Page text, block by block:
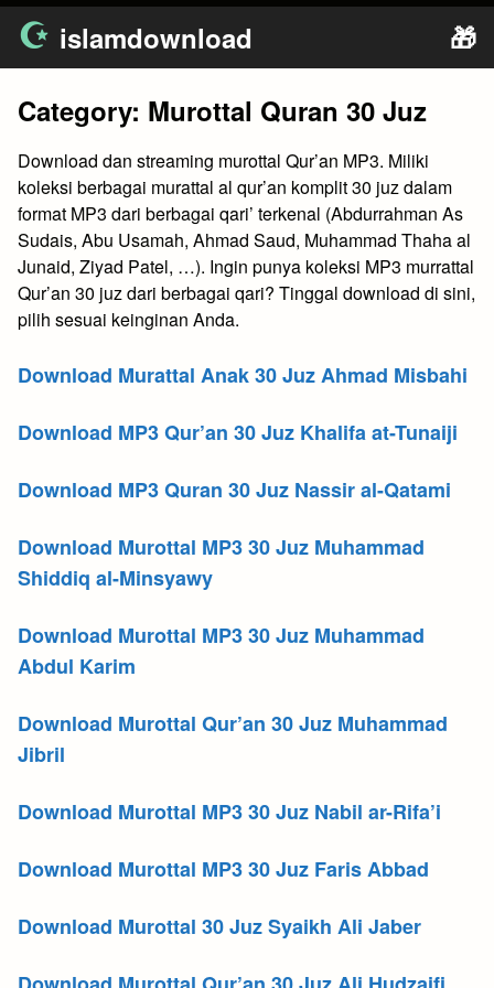
Skip
content
islamdownload
🎁
Category: Murottal Quran 30 Juz
Download dan streaming murottal Qur’an MP3. Miliki
koleksi berbagai murattal al qur’an komplit 30 juz dalam
format MP3 dari berbagai qari’ terkenal (Abdurrahman As
Sudais, Abu Usamah, Ahmad Saud, Muhammad Thaha al
Junaid, Ziyad Patel, …). Ingin punya koleksi MP3 murrattal
Qur’an 30 juz dari berbagai qari? Tinggal download di sini,
pilih sesuai keinginan Anda.
Download Murattal Anak 30 Juz Ahmad Misbahi
Download MP3 Qur’an 30 Juz Khalifa at-Tunaiji
Download MP3 Quran 30 Juz Nassir al-Qatami
Download Murottal MP3 30 Juz Muhammad
Shiddiq al-Minsyawy
Download Murottal MP3 30 Juz Muhammad
Abdul Karim
Download Murottal Qur’an 30 Juz Muhammad
Jibril
Download Murottal MP3 30 Juz Nabil ar-Rifa’i
Download Murottal MP3 30 Juz Faris Abbad
Download Murottal 30 Juz Syaikh Ali Jaber